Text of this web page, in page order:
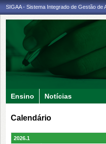
SIGAA - Sistema Integrado de Gestão de
Ensino Notícias
Calendário
2026.1